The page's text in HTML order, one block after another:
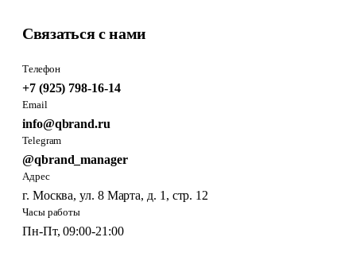
Связаться с нами
Телефон
+7 (925) 798-16-14
Email
info@qbrand.ru
Telegram
@qbrand_manager
Адрес
г. Москва, ул. 8 Марта, д. 1, стр. 12
Часы работы
Пн-Пт, 09:00-21:00